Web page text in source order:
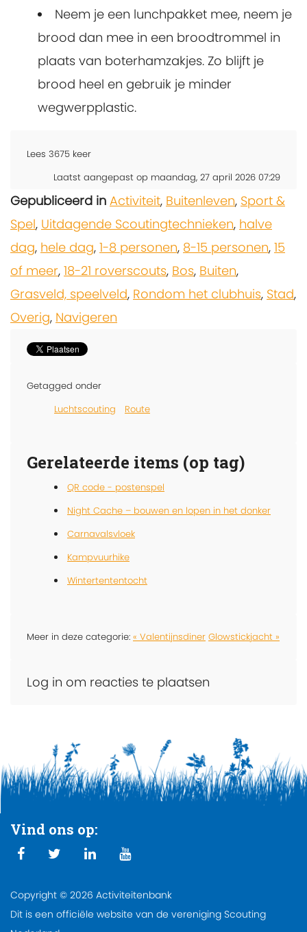
Neem je een lunchpakket mee, neem je
brood dan mee in een broodtrommel in
plaats van boterhamzakjes. Zo blijft je
brood heel en gebruik je minder
wegwerpplastic.
Lees 3675 keer
Laatst aangepast op maandag, 27 april 2026 07:29
Gepubliceerd in Activiteit, Buitenleven, Sport &
Spel, Uitdagende Scoutingtechnieken, halve
dag, hele dag, 1-8 personen, 8-15 personen, 15
of meer, 18-21 roverscouts, Bos, Buiten,
Grasveld, speelveld, Rondom het clubhuis, Stad,
Overig, Navigeren
Getagged onder
Luchtscouting
Route
Gerelateerde items (op tag)
QR code - postenspel
Night Cache – bouwen en lopen in het donker
Carnavalsvloek
Kampvuurhike
Wintertententocht
Meer in deze categorie: « Valentijnsdiner Glowstickjacht »
Log in om reacties te plaatsen
Vind ons op:
Copyright © 2026 Activiteitenbank
Dit is een officiële website van de vereniging Scouting